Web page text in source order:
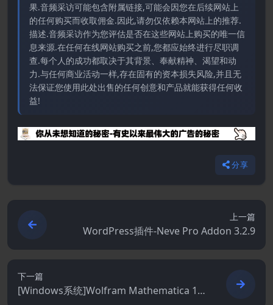
果.音频采访可能包含附属链接,可能会因您在后续网站上
的任何购买而收取佣金.因此,请勿仅依赖本网站上的推荐.
描述.音频采访作为您评估是否在这些网站上购买的唯一信
息来源.在任何在线网站购买之前,您都应始终进行尽职调
查.每个人的成功都取决于其背景、奉献精神、渴望和动
力.与任何商业活动一样,存在固有的资本损失风险,并且无
法保证您使用此处出售的任何创意和产品就能获得任何收
益!
分享
上一篇
WordPress插件-Neve Pro Addon 3.2.9
下一篇
[Windows系统]Wolfram Mathematica 14.